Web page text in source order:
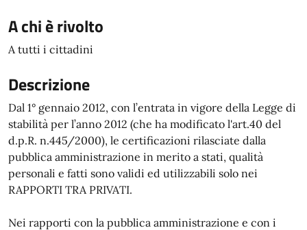
A chi è rivolto
A tutti i cittadini
Descrizione
Dal 1° gennaio 2012, con l’entrata in vigore della Legge di
stabilità per l’anno 2012 (che ha modificato l'art.40 del
d.p.R. n.445/2000), le certificazioni rilasciate dalla
pubblica amministrazione in merito a stati, qualità
personali e fatti sono validi ed utilizzabili solo nei
RAPPORTI TRA PRIVATI.
Nei rapporti con la pubblica amministrazione e con i